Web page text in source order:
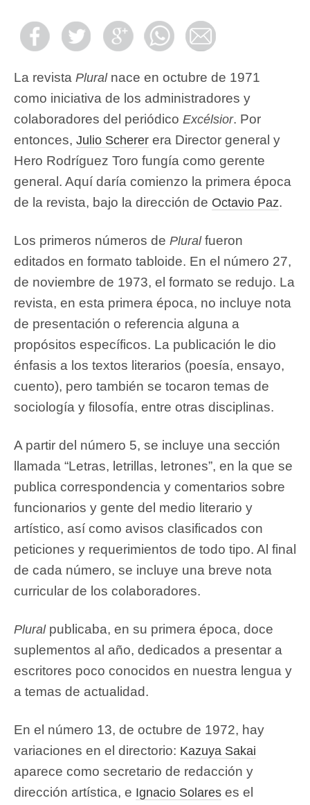
La revista Pluralnace en octubre de 1971
como iniciativa de los administradores y
colaboradores del periódico Excélsior. Por
entonces, Julio Scherer era Director general y
Hero Rodríguez Toro fungía como gerente
general. Aquí daría comienzo la primera época
de la revista, bajo la dirección de Octavio Paz.
Los primeros números de Pluralfueron
editados en formato tabloide. En el número 27,
de noviembre de 1973, el formato se redujo. La
revista, en esta primera época, no incluye nota
de presentación o referencia alguna a
propósitos específicos. La publicación le dio
énfasis a los textos literarios (poesía, ensayo,
cuento), pero también se tocaron temas de
sociología y filosofía, entre otras disciplinas.
A partir del número 5, se incluye una sección
llamada “Letras, letrillas, letrones”, en la que se
publica correspondencia y comentarios sobre
funcionarios y gente del medio literario y
artístico, así como avisos clasificados con
peticiones y requerimientos de todo tipo. Al final
de cada número, se incluye una breve nota
curricular de los colaboradores.
Pluralpublicaba, en su primera época, doce
suplementos al año, dedicados a presentar a
escritores poco conocidos en nuestra lengua y
a temas de actualidad.
En el número 13, de octubre de 1972, hay
variaciones en el directorio: Kazuya Sakai
aparece como secretario de redacción y
dirección artística, e Ignacio Solares es el